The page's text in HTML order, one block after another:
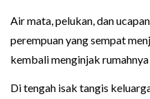
Air mata, pelukan, dan
perempuan yang sempat
kembali menginjak
Di tengah isak tangis